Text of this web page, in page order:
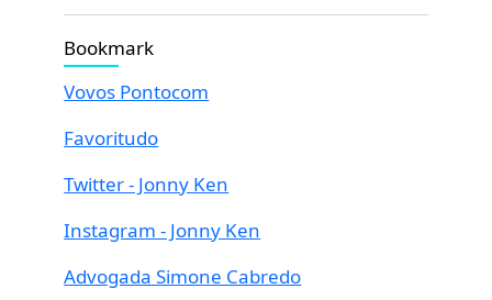
Bookmark
Vovos Pontocom
Favoritudo
Twitter - Jonny Ken
Instagram - Jonny Ken
Advogada Simone Cabredo